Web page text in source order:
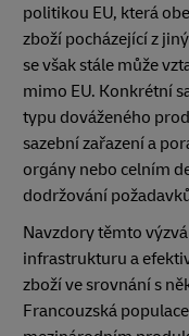
politikou EU, která
zboží pocházející z
se však stále může
mimo EU. Konkrétní
typu dováženého
sazební zařazení a
orgány nebo celním
dodržování
Navzdory těmto
infrastrukturu a
zboží ve srovnání s
Francouzská